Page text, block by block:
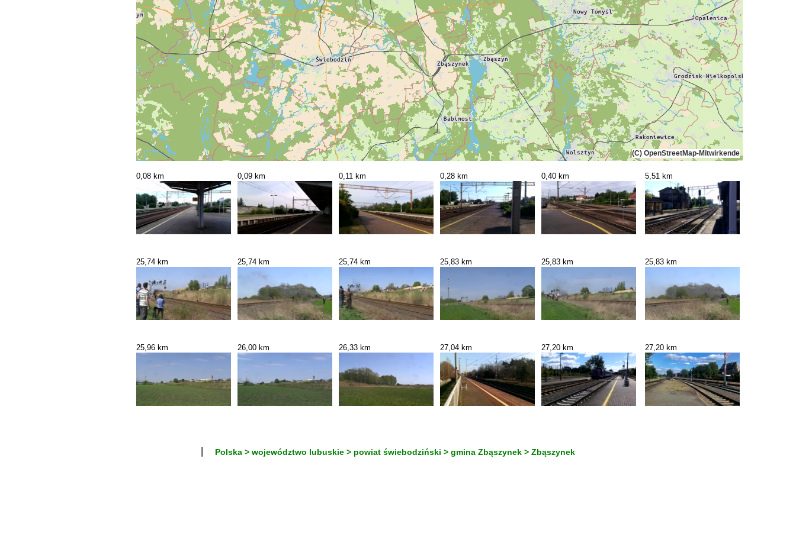
(C) OpenStreetMap-Mitwirkende
0,08 km 0,09 km 0,11 km 0,28 km 0,40 km 5,51 km
25,74 km 25,74 km 25,74 km 25,83 km 25,83 km 25,83 km
25,96 km 26,00 km 26,33 km 27,04 km 27,20 km 27,20 km
Polska > województwo lubuskie > powiat świebodziński > gmina Zbąszynek > Zbąszynek